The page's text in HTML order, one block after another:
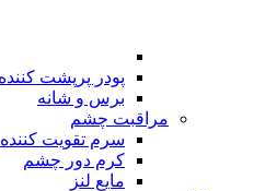
پودر پرپشت کننده
برس و شانه
مراقبت چشم
سرم تقویت کننده
کرم دور چشم
مایع لنز